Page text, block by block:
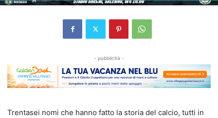
- pubblicità -
Trentasei nomi che hanno fatto la storia del calcio, tutti in